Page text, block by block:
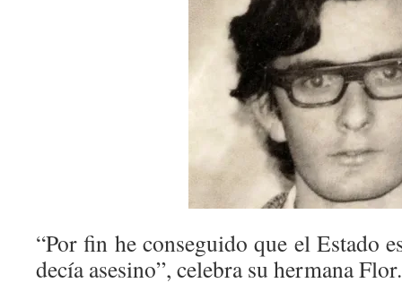
“Por fin he conseguido que el Estado
decía asesino”, celebra su hermana Flor.